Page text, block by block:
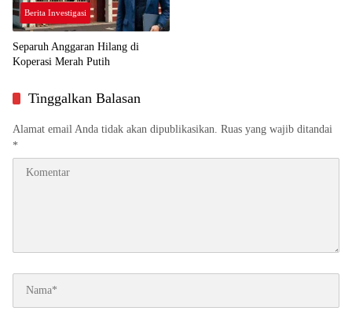
Berita Investigasi
Separuh Anggaran Hilang di
Koperasi Merah Putih
Tinggalkan Balasan
Alamat email Anda tidak akan dipublikasikan. Ruas yang wajib ditandai
*